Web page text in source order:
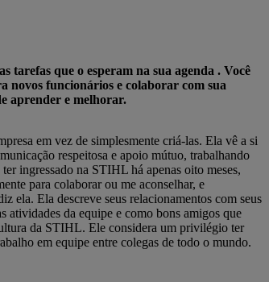
que o esperam na sua agenda . Você
novos funcionários e colaborar com sua
aprender e melhorar.
em vez de simplesmente criá-las. Ela vê a si
respeitosa e apoio mútuo, trabalhando
ingressado na STIHL há apenas oito meses,
para colaborar ou me aconselhar, e
ela. Ela descreve seus relacionamentos com seus
atividades da equipe e como bons amigos que
da STIHL. Ele considera um privilégio ter
em equipe entre colegas de todo o mundo.